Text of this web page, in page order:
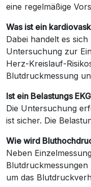
eine regelmäßige
Was ist ein
Dabei handelt es
Untersuchung zur
Herz-Kreislauf-
Blutdruckmessung
Ist ein Belastungs
Die Untersuchung
ist sicher. Die
Wie wird
Neben
Blutdruckmessungen
um das